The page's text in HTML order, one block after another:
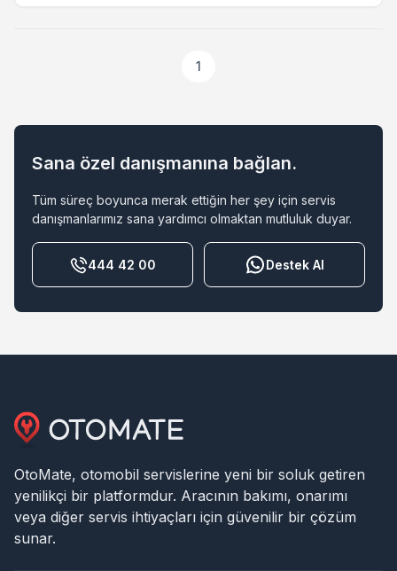
1
Sana özel danışmanına bağlan.
Tüm süreç boyunca merak ettiğin her şey için servis
danışmanlarımız sana yardımcı olmaktan mutluluk duyar.
444 42 00 Destek Al
OtoMate, otomobil servislerine yeni bir soluk getiren
yenilikçi bir platformdur. Aracının bakımı, onarımı
veya diğer servis ihtiyaçları için güvenilir bir çözüm
sunar.